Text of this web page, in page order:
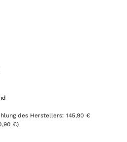
des Herstellers: 145,90 €
€)